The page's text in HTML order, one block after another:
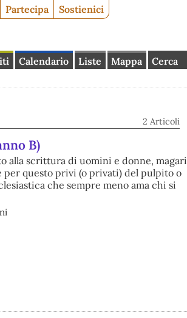
Partecipa Sostienici
Calendario Liste Mappa Cerca
2 Articoli
B)
alla scrittura di uomini e donne, magari
per questo privi (o privati) del pulpito o
che sempre meno ama chi si